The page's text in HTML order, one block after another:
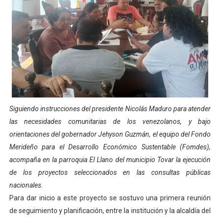
Inicia el plan vacacional Venezuela Renace en el
Entregan planta eléctrica para fortalecer la atención
Expertos inspeccionan espacios del OAN para la
Dictan MasterClass en el marco del Encuentro LAGO
Campo Elías avanza con plan de asfaltado
Encuentro estadal fortalece la coordinación de
Gobernador Arnaldo Sánchez apadrina a más de 993
Plan Quirúrgico Regional llega a Pueblo Llano con la
Siguiendo instrucciones del presidente Nicolás Maduro para atender
las necesidades comunitarias de los venezolanos, y bajo
orientaciones del gobernador Jehyson Guzmán, el equipo del Fondo
Merideño para el Desarrollo Económico Sustentable (Fomdes),
acompaña en la parroquia El Llano del municipio Tovar la ejecución
de los proyectos seleccionados en las consultas públicas
nacionales.
Para dar inicio a este proyecto se sostuvo una primera reunión
de seguimiento y planificación, entre la institución y la alcaldía del